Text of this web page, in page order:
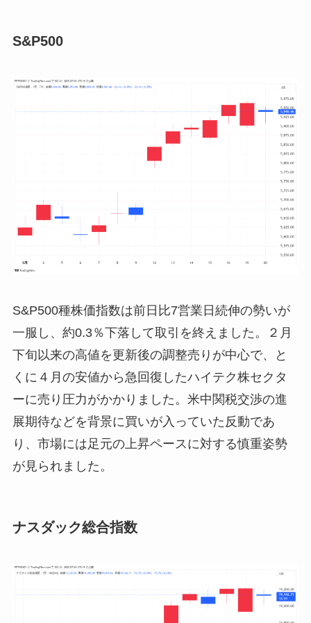
S&P500
S&P500種株価指数は前日比7営業日続伸の勢いが
一服し、約0.3％下落して取引を終えました。２月
下旬以来の高値を更新後の調整売りが中心で、と
くに４月の安値から急回復したハイテク株セクタ
ーに売り圧力がかかりました。米中関税交渉の進
展期待などを背景に買いが入っていた反動であ
り、市場には足元の上昇ペースに対する慎重姿勢
が見られました。
ナスダック総合指数